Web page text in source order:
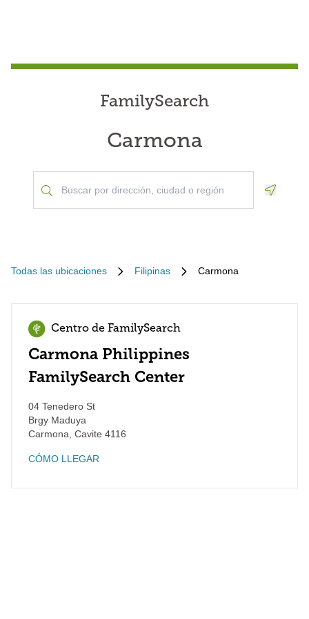
FamilySearch
Carmona
Todas las ubicaciones Filipinas Carmona
Centro de FamilySearch
Carmona Philippines
FamilySearch Center
04 Tenedero St
Brgy Maduya
Carmona Cavite 4116
CÓMO LLEGAR